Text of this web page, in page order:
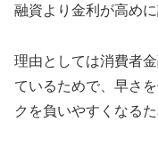
融資より金利が高め
理由としては消費者
ているためで、早さ
クを負いやすくなるた